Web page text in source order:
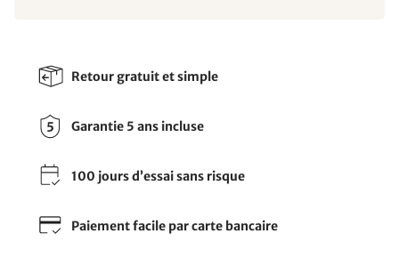
Retour gratuit et simple
Garantie 5 ans incluse
100 jours d’essai sans risque
Paiement facile par carte bancaire